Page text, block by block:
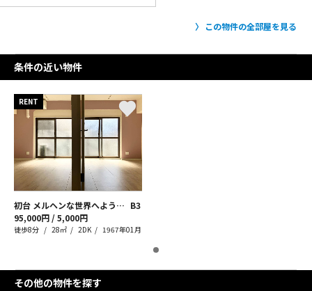
この物件の全部屋を見る
条件の近い物件
RENT
初台 メルヘンな世界へようこそ B3
95,000円 / 5,000円
徒歩8分 28㎡ 2DK 1967年01月
その他の物件を探す